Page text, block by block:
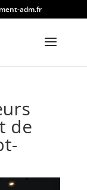
adm.fr
de